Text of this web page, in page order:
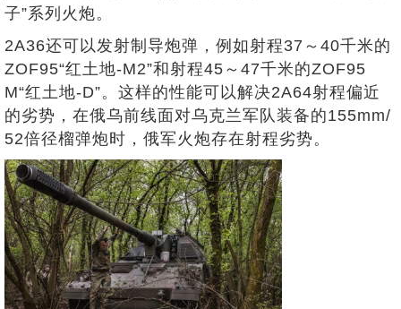
子”系列火炮。
2A36还可以发射制导炮弹，例如射程37～40千米的
ZOF95“红土地-M2”和射程45～47千米的ZOF95
M“红土地-D”。这样的性能可以解决2A64射程偏近
的劣势，在俄乌前线面对乌克兰军队装备的155mm/
52倍径榴弹炮时，俄军火炮存在射程劣势。